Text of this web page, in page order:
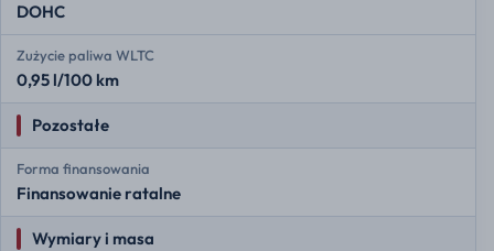
DOHC
Zużycie paliwa WLTC
0,95 l/100 km
Pozostałe
Forma finansowania
Finansowanie ratalne
Wymiary i masa